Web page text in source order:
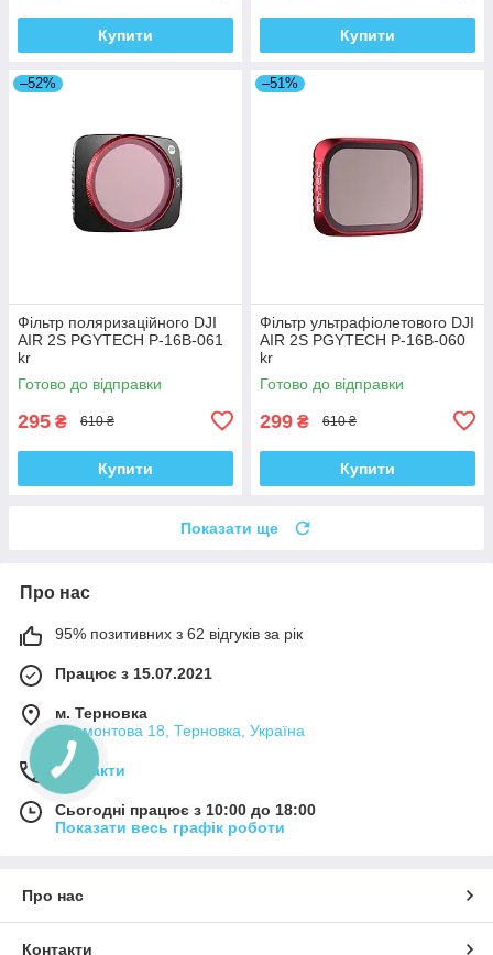
Купити Купити
–52%
Фільтр поляризаційного DJI
AIR 2S PGYTECH P-16B-061
kr
Готово до відправки
295 ₴ 610 ₴
Купити
–51%
Фільтр ультрафіолетового DJI
AIR 2S PGYTECH P-16B-060
kr
Готово до відправки
299 ₴ 610 ₴
Купити
Показати ще
Про нас
95% позитивних з 62 відгуків за рік
Працює з 15.07.2021
м. Терновка
Лермонтова 18, Терновка, Україна
Контакти
Сьогодні працює з 10:00 до 18:00
Показати весь графік роботи
Про нас
Контакти